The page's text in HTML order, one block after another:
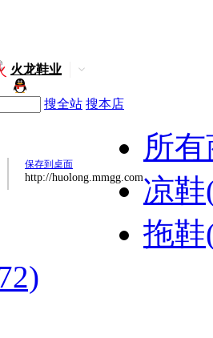
火龙鞋业
搜全站 搜本店
保存到桌面
http://huolong.mmgg.com
所
凉鞋
拖鞋